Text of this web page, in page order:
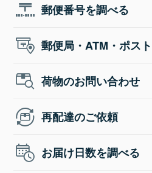
郵便番号を調べる
郵便局・ATM・ポス
荷物のお問い合わせ
再配達のご依頼
お届け日数を調べる